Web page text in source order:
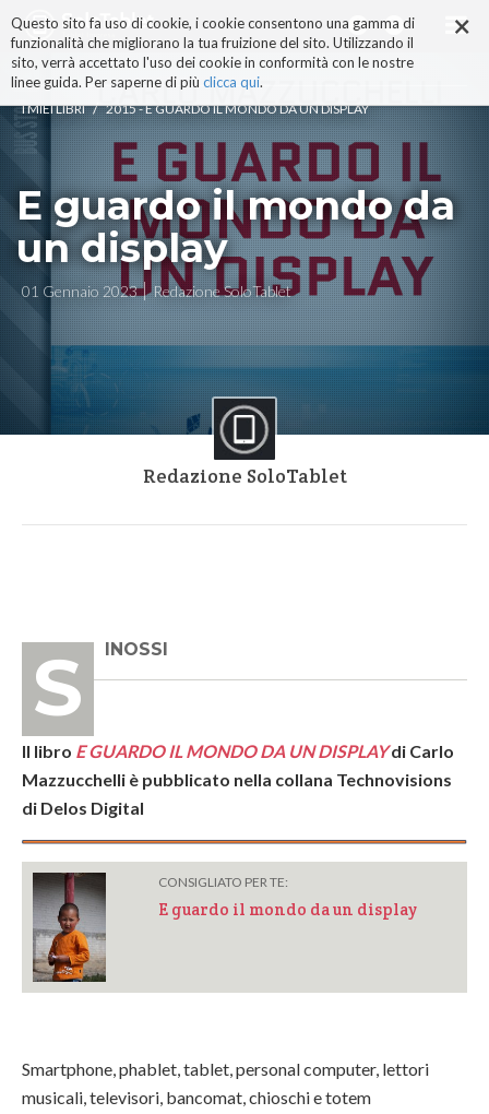
×
Questo sito fa uso di cookie, i cookie consentono una gamma di
funzionalità che migliorano la tua fruizione del sito. Utilizzando il
sito, verrà accettato l'uso dei cookie in conformità con le nostre
linee guida. Per saperne di più clicca qui.
ai
contenuti.
|
alla
navigazione
I MIEI LIBRI / 2015 - E GUARDO IL MONDO DA UN DISPLAY
E guardo il mondo da
un display
01 Gennaio 2023 Redazione SoloTablet
Redazione SoloTablet
SINOSSI
Il libro E GUARDO IL MONDO DA UN DISPLAYdi Carlo
Mazzucchelli è pubblicato nella collana Technovisions
di Delos Digital
CONSIGLIATO PER TE:
E guardo il mondo da un display
Smartphone, phablet, tablet, personal computer, lettori
musicali, televisori, bancomat, chioschi e totem